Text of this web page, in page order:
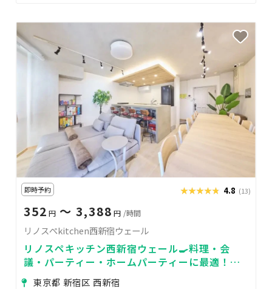
即時予約 ★★★★★
★★★★★ 4.8 (13)
352 円 〜 3,388 円 /時間
リノスぺkitchen西新宿ウェール
リノスペキッチン西新宿ウェール🍳料理・会
議・パーティー・ホームパーティーに最適！完
全貸切のプライベートスペースです
東京都 新宿区 西新宿